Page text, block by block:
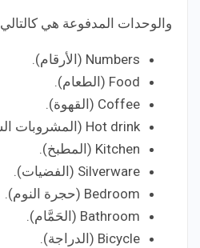
والوحدات المدفوعة هي
Numbers (الأرقام).
Food (الطعام).
Coffee (القهوة).
Hot drink (المشروبات الساخنة).
Kitchen (المطبخ).
Silverware (الفضيات).
Bedroom (حجرة النوم).
Bathroom (الحَمَّام).
Bicycle (الدراجة).